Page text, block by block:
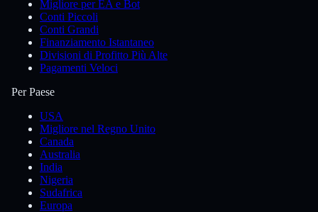
Migliore per EA e Bot
Conti Piccoli
Conti Grandi
Finanziamento Istantaneo
Divisioni di Profitto Più Alte
Pagamenti Veloci
Per Paese
USA
Migliore nel Regno Unito
Canada
Australia
India
Nigeria
Sudafrica
Europa